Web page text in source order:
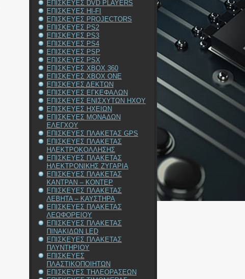
ΕΠΙΣΚΕΥΕΣ DVD PLAYERS
ΕΠΙΣΚΕΥΕΣ HI-FI
ΕΠΙΣΚΕΥΕΣ PROJECTORS
ΕΠΙΣΚΕΥΕΣ PS2
ΕΠΙΣΚΕΥΕΣ PS3
ΕΠΙΣΚΕΥΕΣ PS4
ΕΠΙΣΚΕΥΕΣ PSP
ΕΠΙΣΚΕΥΕΣ PSX
ΕΠΙΣΚΕΥΕΣ XBOX 360
ΕΠΙΣΚΕΥΕΣ XBOX ONE
ΕΠΙΣΚΕΥΕΣ ΔΕΚΤΩΝ
ΕΠΙΣΚΕΥΕΣ ΕΓΚΕΦΑΛΩΝ
ΕΠΙΣΚΕΥΕΣ ΕΝΙΣΧΥΤΩΝ ΗΧΟΥ
ΕΠΙΣΚΕΥΕΣ ΗΧΕΙΩΝ
ΕΠΙΣΚΕΥΕΣ ΜΟΝΑΔΩΝ
ΕΛΕΓΧΟΥ
ΕΠΙΣΚΕΥΕΣ ΠΛΑΚΕΤΑΣ GPS
ΕΠΙΣΚΕΥΕΣ ΠΛΑΚΕΤΑΣ
ΗΛΕΚΤΡΟΚΟΛΛΗΣΗΣ
ΕΠΙΣΚΕΥΕΣ ΠΛΑΚΕΤΑΣ
ΗΛΕΚΤΡΟΝΙΚΗΣ ΖΥΓΑΡΙΑ
ΕΠΙΣΚΕΥΕΣ ΠΛΑΚΕΤΑΣ
ΚΑΝΤΡΑΝ – ΚΟΝΤΕΡ
ΕΠΙΣΚΕΥΕΣ ΠΛΑΚΕΤΑΣ
ΛΕΒΗΤΑ – ΚΑΥΣΤΗΡΑ
ΕΠΙΣΚΕΥΕΣ ΠΛΑΚΕΤΑΣ
ΛΕΩΦΟΡΕΙΟΥ
ΕΠΙΣΚΕΥΕΣ ΠΛΑΚΕΤΑΣ
ΠΙΝΑΚΙΔΩΝ LED
ΕΠΙΣΚΕΥΕΣ ΠΛΑΚΕΤΑΣ
ΠΛΥΝΤΗΡΙΟΥ
ΕΠΙΣΚΕΥΕΣ
ΠΛΑΣΤΙΚΟΠΟΙΗΤΩΝ
ΕΠΙΣΚΕΥΕΣ ΤΗΛΕΟΡΑΣΕΩΝ